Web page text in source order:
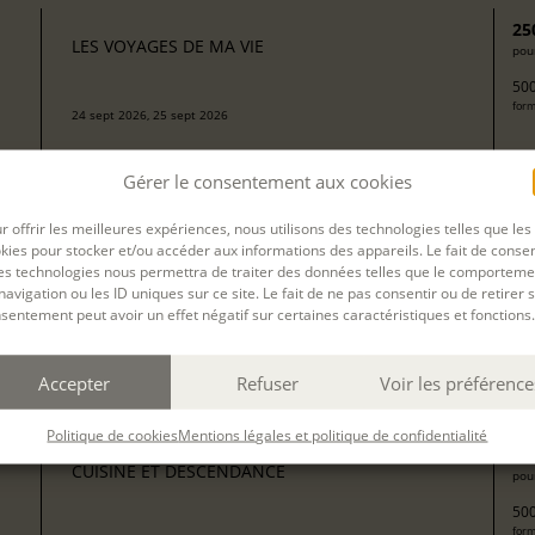
Gérer le consentement aux cookies
offrir les meilleures expériences, nous utilisons des technologies telles que les
pour stocker et/ou accéder aux informations des appareils. Le fait de
technologies nous permettra de traiter des données telles que le
ou les ID uniques sur ce site. Le fait de ne pas consentir ou de retirer
peut avoir un effet négatif sur certaines caractéristiques et fonctions.
Accepter Refuser Voir les
Politique de cookiesMentions légales et politique de confidentialité
LES VOYAGES DE MA VIE
24 sept 2026, 25 sept 2026
Camille Berta
J’ÉCRIS SUR MA VIE : MON ENFANCE À LA
MAISON DES TOURELLES DE CONDETTE (CÔTE
D'OPALE)
transferts inclus.
avecValérie Mello
CUISINE ET DESCENDANCE